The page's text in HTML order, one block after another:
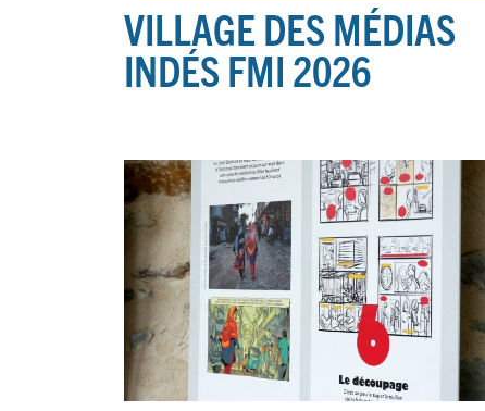
VILLAGE DES MÉDIAS
INDÉS FMI 2026